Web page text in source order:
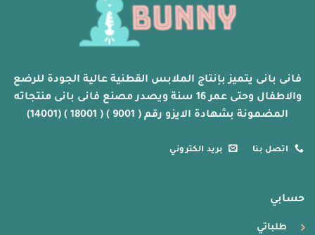
الخيارات
على
فانى بانى يتميز بإنتاج الملابس القطنية عالية الجودة للرضع
والاطفال وحتى عمر 16 سنة ويصدر مصنع فانى بانى منتجاته
المضمونة بشهادة الايزو رقم ( 9001 ) ( 18001 ) (14001)
اتصل بنا بريد الكتروني
حسابي
طلباتي